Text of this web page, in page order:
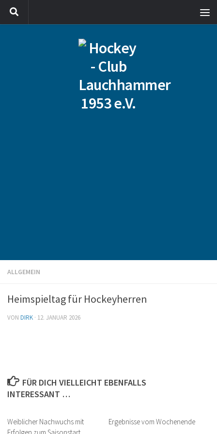
Zum Inhalt springen
ALLGEMEIN
Heimspieltag für Hockeyherren
VON DIRK · 12. JANUAR 2026
FÜR DICH VIELLEICHT EBENFALLS
INTERESSANT …
Weiblicher Nachwuchs mit
Ergebnisse vom Wochenende